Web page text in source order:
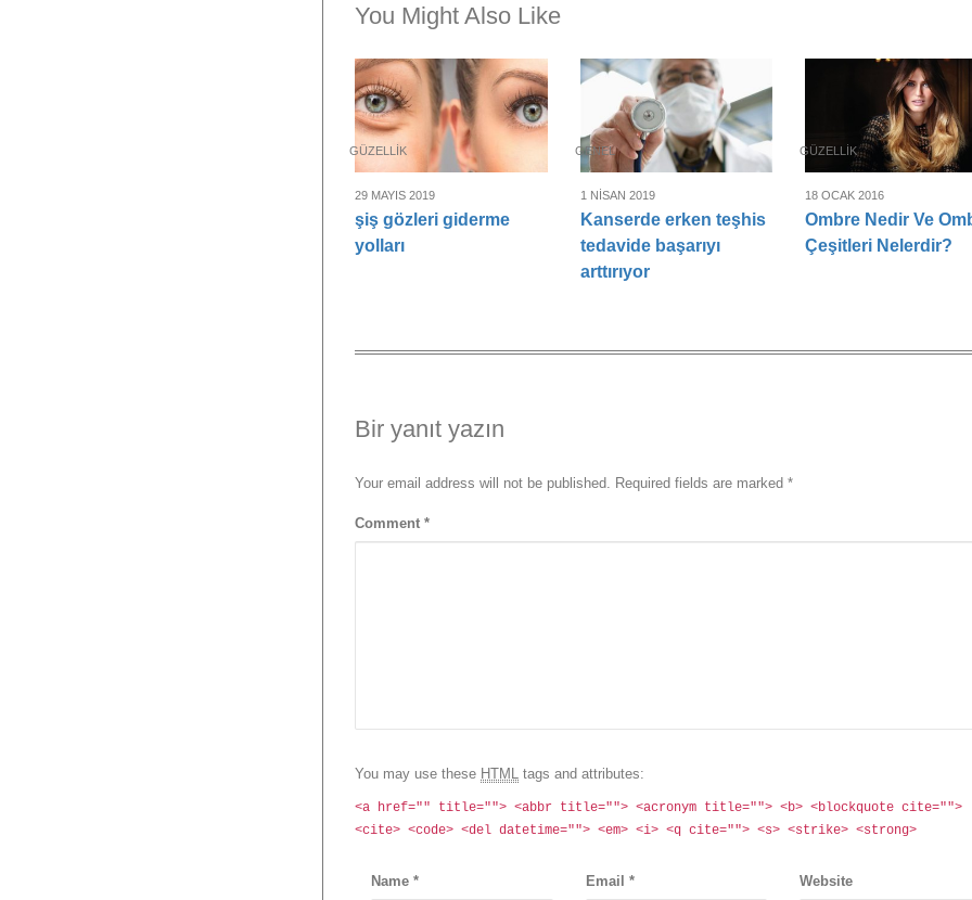
You Might Also Like
GÜZELLIK
29 MAYIS 2019
şiş gözleri giderme
yolları
GENEL
1 NISAN 2019
Kanserde erken teşhis
tedavide başarıyı
arttırıyor
GÜZELLIK
18 OCAK 2016
Ombre Nedir Ve
Çeşitleri Nelerdir?
Bir yanıt yazın
Your email address will not be published. Required fields are marked *
Comment *
You may use these HTML tags and attributes:
<a href="" title=""> <abbr title=""> <acronym title=""> <b> <blockquote cite="">
<cite> <code> <del datetime=""> <em> <i> <q cite=""> <s> <strike> <strong>
Name * Email * Website